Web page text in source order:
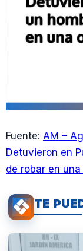
Fuente: AM –
Detuvieron en
de robar en
TE